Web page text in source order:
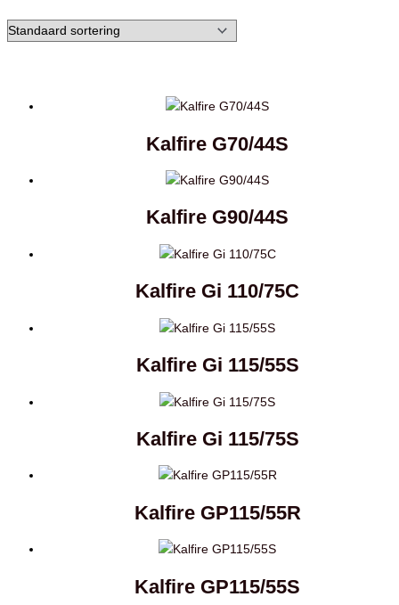
Kalfire G70/44S
Kalfire G90/44S
Kalfire Gi 110/75C
Kalfire Gi 115/55S
Kalfire Gi 115/75S
Kalfire GP115/55R
Kalfire GP115/55S